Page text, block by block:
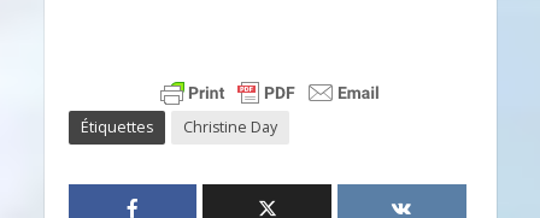
Étiquettes Christine Day